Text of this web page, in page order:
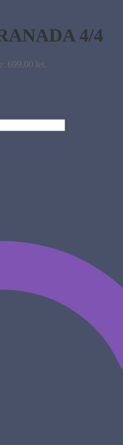
4/4
699,00 lei.